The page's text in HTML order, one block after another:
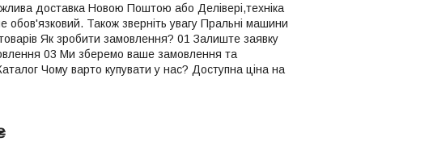
доставка Новою Поштою або Делівері,техніка
Також зверніть увагу Пральні машини
Як зробити замовлення? 01 Залиште заявку
03 Ми зберемо ваше замовлення та
Чому варто купувати у нас? Доступна ціна на